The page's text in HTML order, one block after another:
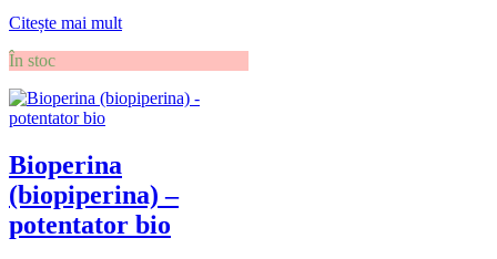
Citește mai mult
În stoc
Bioperina
(biopiperina) –
potentator bio